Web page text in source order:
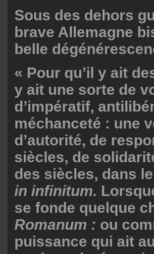
Sous des dehors
brave Allemagne
belle
« Pour qu’il y ait
y ait une sorte de
d’impératif,
méchanceté : une
d’autorité, de
siècles, de
des siècles, dans
in infinitum.
se fonde quelque
Romanum : ou
puissance qui ait